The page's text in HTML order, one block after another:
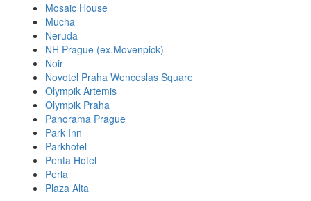
Mosaic House
Mucha
Neruda
NH Prague (ex.Movenpick)
Noir
Novotel Praha Wenceslas Square
Olympik Artemis
Olympik Praha
Panorama Prague
Park Inn
Parkhotel
Penta Hotel
Perla
Plaza Alta